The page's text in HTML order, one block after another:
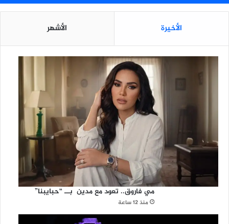
الأخيرة الأشهر
مي فاروق.. تعود مع مدين بــ “حبايبنا”
منذ 12 ساعة